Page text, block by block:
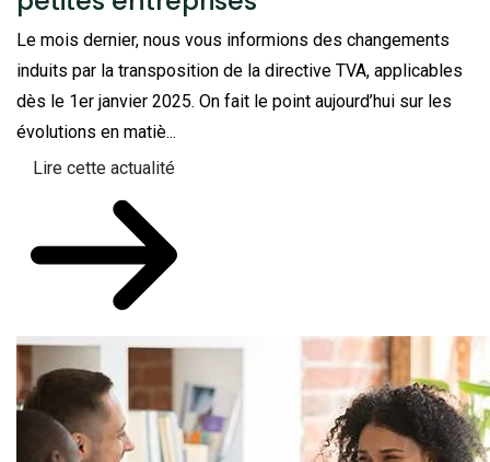
Le mois dernier, nous vous informions des changements
induits par la transposition de la directive TVA, applicables
dès le 1er janvier 2025. On fait le point aujourd’hui sur les
évolutions en matiè...
Lire cette actualité